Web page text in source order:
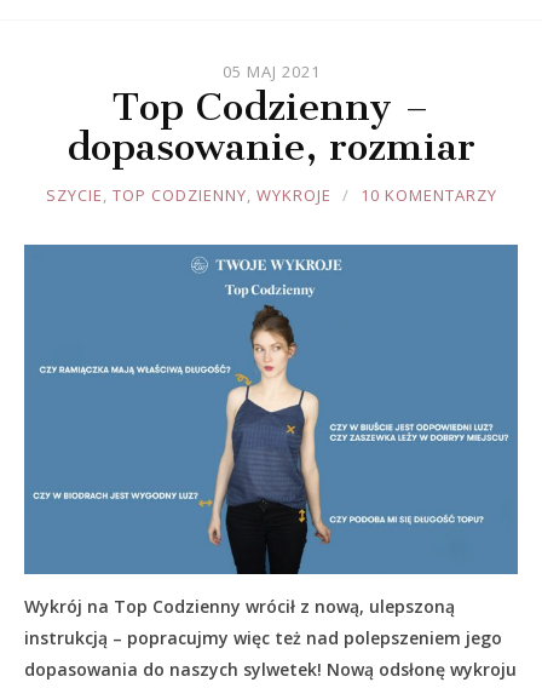
05 MAJ 2021
Top Codzienny –
dopasowanie, rozmiar
JOULE
SZYCIE, TOP CODZIENNY, WYKROJE 10 KOMENTARZY
Wykrój na Top Codzienny wrócił z nową, ulepszoną
instrukcją – popracujmy więc też nad polepszeniem jego
dopasowania do naszych sylwetek! Nową odsłonę wykroju